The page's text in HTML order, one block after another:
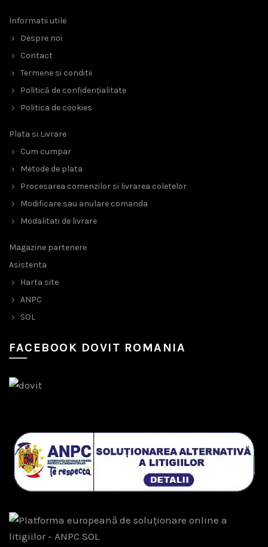
Informatii utile
Despre noi
Contact
Termene si conditii
Politică de confidențialitate
Politica de cookies
Plata si Livrare
Cum cumpar
Metode de plata
Procesarea comenzilor si livrarea coletelor
Modificare sau anulare comanda
Modalitati de livrare
Magazine partenere
Asistenta
Harta site
ANPC
SOL
FACEBOOK DOVIT ROMANIA